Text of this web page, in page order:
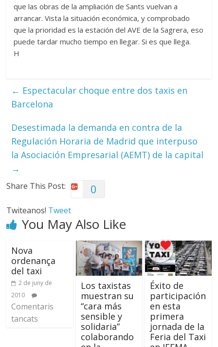
que las obras de la ampliación de Sants vuelvan a
arrancar. Vista la situación económica, y comprobado
que la prioridad es la estación del AVE de la Sagrera, eso
puede tardar mucho tiempo en llegar. Si es que llega.
H
← Espectacular choque entre dos taxis en
Barcelona
Desestimada la demanda en contra de la
Regulación Horaria de Madrid que interpuso
la Asociación Empresarial (AEMT) de la capital
→
Share This Post: 0
Twiteanos! Tweet
You May Also Like
Nova
ordenança
del taxi
2 de juny de
2010
Comentaris
tancats
Los taxistas
muestran su
“cara más
sensible y
solidaria”
colaborando
Éxito de
participación
en esta
primera
jornada de la
Feria del Taxi